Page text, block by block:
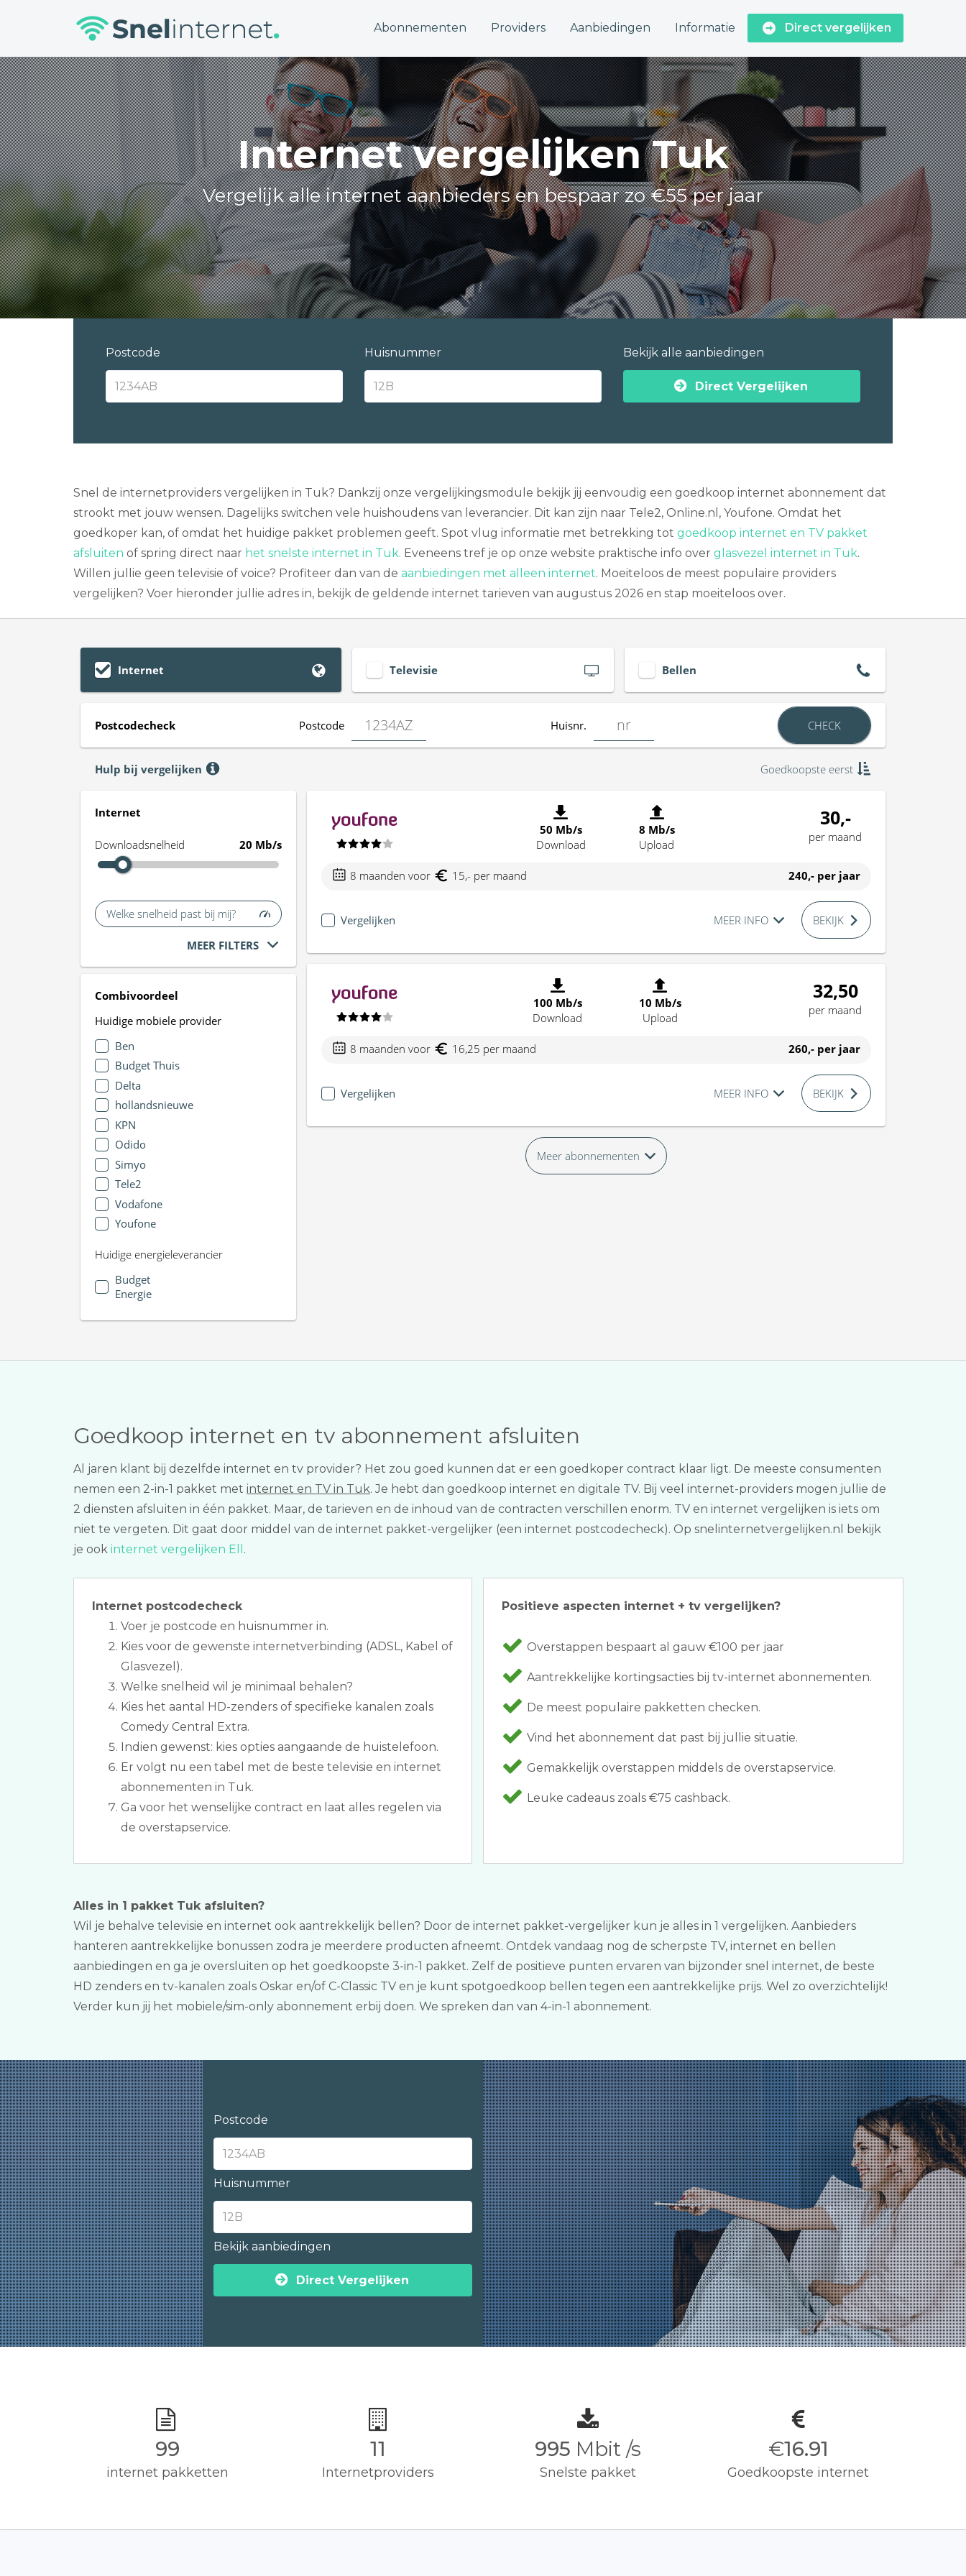
Abonnementen Providers Aanbiedingen Informatie Direct vergelijken
Skip
to
content
Internet vergelijken Tuk
Vergelijk alle internet aanbieders en bespaar zo €55 per jaar
Postcode Huisnummer Bekijk alle aanbiedingen
Direct Vergelijken
Snel de internetproviders vergelijken in Tuk? Dankzij onze vergelijkingsmodule bekijk jij eenvoudig een goedkoop internet abonnement dat
strookt met jouw wensen. Dagelijks switchen vele huishoudens van leverancier. Dit kan zijn naar Tele2, Online.nl, Youfone. Omdat het
goedkoper kan, of omdat het huidige pakket problemen geeft. Spot vlug informatie met betrekking tot goedkoop internet en TV pakket
afsluiten of spring direct naar het snelste internet in Tuk. Eveneens tref je op onze website praktische info over glasvezel internet in Tuk.
Willen jullie geen televisie of voice? Profiteer dan van de aanbiedingen met alleen internet. Moeiteloos de meest populaire providers
vergelijken? Voer hieronder jullie adres in, bekijk de geldende internet tarieven van augustus 2026 en stap moeiteloos over.
Internet Televisie Bellen
Postcodecheck Postcode Huisnr. CHECK
Hulp bij vergelijken Goedkoopste eerst
Internet
Downloadsnelheid 20 Mb/s
Welke snelheid past bij mij?
MEER FILTERS
Combivoordeel
Huidige mobiele provider
Ben
Budget Thuis
Delta
hollandsnieuwe
KPN
Odido
Simyo
Tele2
Vodafone
Youfone
Huidige energieleverancier
Budget
Energie
50 Mb/s
Download
8 Mb/s
Upload
30,-
per maand
8 maanden voor 15,- per maand 240,- per jaar
Vergelijken MEER INFO BEKIJK
100 Mb/s
Download
10 Mb/s
Upload
32,50
per maand
8 maanden voor 16,25 per maand 260,- per jaar
Vergelijken MEER INFO BEKIJK
Meer abonnementen
Goedkoop internet en tv abonnement afsluiten
Al jaren klant bij dezelfde internet en tv provider? Het zou goed kunnen dat er een goedkoper contract klaar ligt. De meeste consumenten
nemen een 2-in-1 pakket met internet en TV in Tuk. Je hebt dan goedkoop internet en digitale TV. Bij veel internet-providers mogen jullie de
2 diensten afsluiten in één pakket. Maar, de tarieven en de inhoud van de contracten verschillen enorm. TV en internet vergelijken is iets om
niet te vergeten. Dit gaat door middel van de internet pakket-vergelijker (een internet postcodecheck). Op snelinternetvergelijken.nl bekijk
je ook internet vergelijken Ell .
Internet postcodecheck
Voer je postcode en huisnummer in.
Kies voor de gewenste internetverbinding (ADSL, Kabel of
Glasvezel).
Welke snelheid wil je minimaal behalen?
Kies het aantal HD-zenders of specifieke kanalen zoals
Comedy Central Extra.
Indien gewenst: kies opties aangaande de huistelefoon.
Er volgt nu een tabel met de beste televisie en internet
abonnementen in Tuk.
Ga voor het wenselijke contract en laat alles regelen via
de overstapservice.
Positieve aspecten internet + tv vergelijken?
Overstappen bespaart al gauw €100 per jaar
Aantrekkelijke kortingsacties bij tv-internet abonnementen.
De meest populaire pakketten checken.
Vind het abonnement dat past bij jullie situatie.
Gemakkelijk overstappen middels de overstapservice.
Leuke cadeaus zoals €75 cashback.
Alles in 1 pakket Tuk afsluiten?
Wil je behalve televisie en internet ook aantrekkelijk bellen? Door de internet pakket-vergelijker kun je alles in 1 vergelijken. Aanbieders
hanteren aantrekkelijke bonussen zodra je meerdere producten afneemt. Ontdek vandaag nog de scherpste TV, internet en bellen
aanbiedingen en ga je oversluiten op het goedkoopste 3-in-1 pakket. Zelf de positieve punten ervaren van bijzonder snel internet, de beste
HD zenders en tv-kanalen zoals Oskar en/of C-Classic TV en je kunt spotgoedkoop bellen tegen een aantrekkelijke prijs. Wel zo overzichtelijk!
Verder kun jij het mobiele/sim-only abonnement erbij doen. We spreken dan van 4-in-1 abonnement.
Postcode
Huisnummer
Bekijk aanbiedingen
Direct Vergelijken
100
internet pakketten
11
Internetproviders
1,000Mbit /s
Snelste pakket
€17.00
Goedkoopste internet